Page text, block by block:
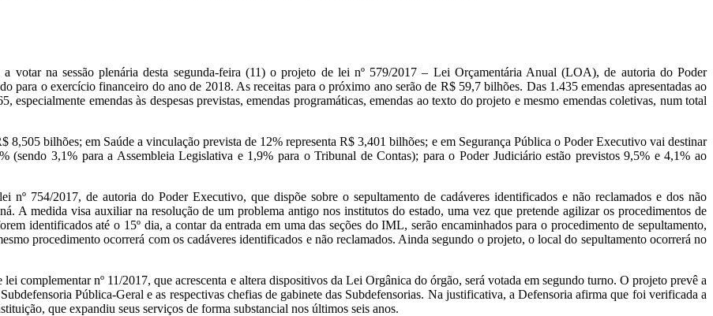
votar na sessão plenária desta segunda-feira (11) o projeto de lei nº 579/2017 – Lei Orçamentária Anual (LOA), de autoria do Poder
para o exercício financeiro do ano de 2018. As receitas para o próximo ano serão de R$ 59,7 bilhões. Das 1.435 emendas apresentadas ao
emendas às despesas previstas, emendas programáticas, emendas ao texto do projeto e mesmo emendas coletivas, num total
8,505 bilhões; em Saúde a vinculação prevista de 12% representa R$ 3,401 bilhões; e em Segurança Pública o Poder Executivo vai destinar
(sendo 3,1% para a Assembleia Legislativa e 1,9% para o Tribunal de Contas); para o Poder Judiciário estão previstos 9,5% e 4,1% ao
nº 754/2017, de autoria do Poder Executivo, que dispõe sobre o sepultamento de cadáveres identificados e não reclamados e dos não
A medida visa auxiliar na resolução de um problema antigo nos institutos do estado, uma vez que pretende agilizar os procedimentos de
identificados até o 15º dia, a contar da entrada em uma das seções do IML, serão encaminhados para o procedimento de sepultamento,
procedimento ocorrerá com os cadáveres identificados e não reclamados. Ainda segundo o projeto, o local do sepultamento ocorrerá no
complementar nº 11/2017, que acrescenta e altera dispositivos da Lei Orgânica do órgão, será votada em segundo turno. O projeto prevê a
Pública-Geral e as respectivas chefias de gabinete das Subdefensorias. Na justificativa, a Defensoria afirma que foi verificada a
que expandiu seus serviços de forma substancial nos últimos seis anos.